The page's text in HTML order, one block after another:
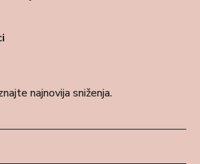
najnovija sniženja.